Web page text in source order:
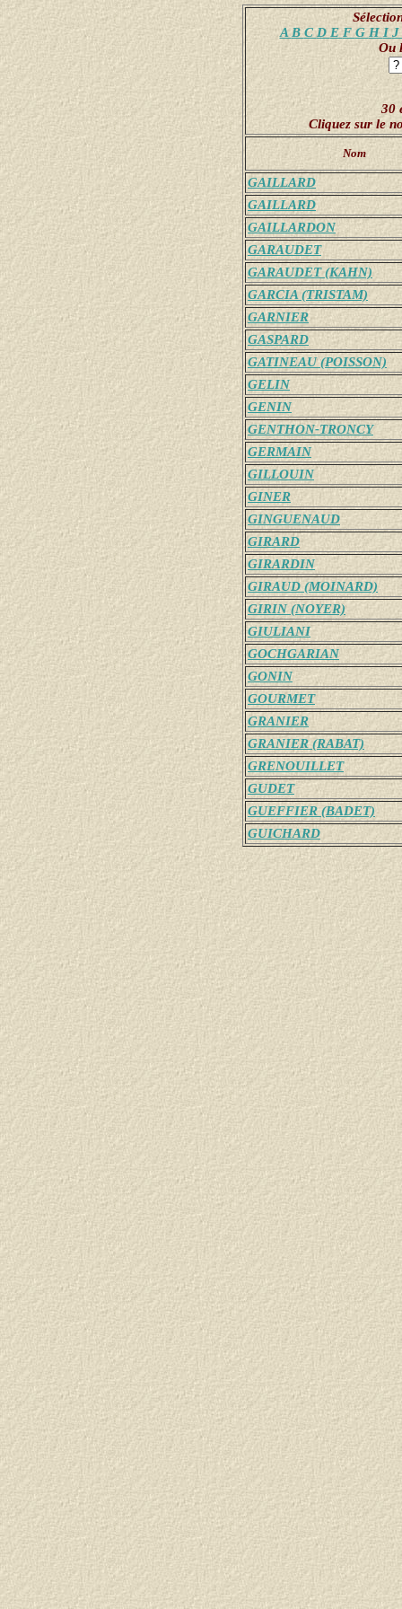
A BCD EFG H IJ
Ou
30
Cliquez sur le
Nom
GAILLARD
GAILLARD
GAILLARDON
GARAUDET
GARAUDET (KAHN)
GARCIA (TRISTAM)
GARNIER
GASPARD
GATINEAU (POISSON)
GELIN
GENIN
GENTHON-TRONCY
GERMAIN
GILLOUIN
GINER
GINGUENAUD
GIRARD
GIRARDIN
GIRAUD (MOINARD)
GIRIN (NOYER)
GIULIANI
GOCHGARIAN
GONIN
GOURMET
GRANIER
GRANIER (RABAT)
GRENOUILLET
GUDET
GUEFFIER (BADET)
GUICHARD